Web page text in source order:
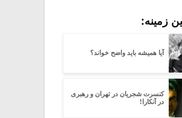
زمینه:
آیا همیشه باید واضح خواند؟
کنسرت شجریان در تهران و رهبری
در آنکارا!